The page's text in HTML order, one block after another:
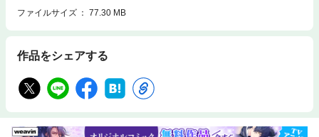
ファイルサイズ
77.30 MB
作品をシェアする